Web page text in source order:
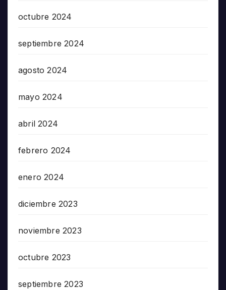
octubre 2024
septiembre 2024
agosto 2024
mayo 2024
abril 2024
febrero 2024
enero 2024
diciembre 2023
noviembre 2023
octubre 2023
septiembre 2023